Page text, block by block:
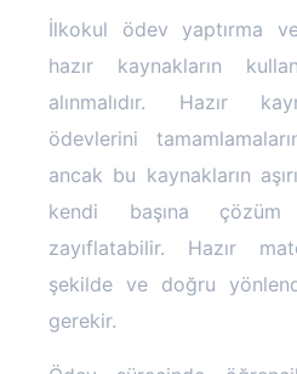
İlkokul ödev yaptırma
hazır kaynakların
alınmalıdır. Hazır
ödevlerini
ancak bu kaynakların
kendi başına çözüm
zayıflatabilir. Hazır
şekilde ve doğru
gerekir.